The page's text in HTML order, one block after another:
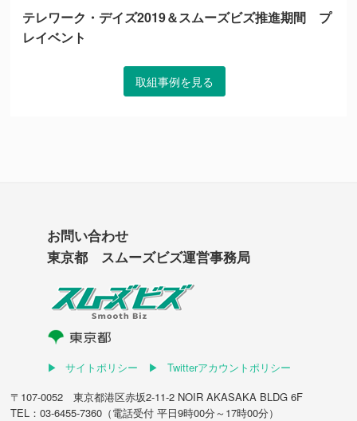
テレワーク・デイズ2019＆スムーズビズ推進期間 プ
レイベント
取組事例を見る
お問い合わせ
東京都 スムーズビズ運営事務局
サイトポリシー
Twitterアカウントポリシー
〒107-0052 東京都港区赤坂2-11-2 NOIR AKASAKA BLDG 6F
TEL：03-6455-7360（電話受付 平日9時00分～17時00分）